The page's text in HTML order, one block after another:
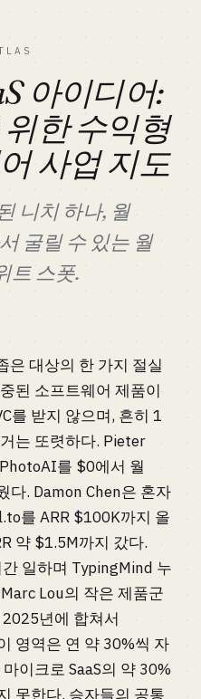
아이디어:
한 수익형
사업 지도
니치 하나, 월
굴릴 수 있는 월
트 스폿.
은 대상의 한 가지 절실
된 소프트웨어 제품이
를 받지 않으며, 흔히 1
는 또렷하다. Pieter
를 $0에서 월
다. Damon Chen은 혼자
를 ARR $100K까지 올
약 $1.5M까지 갔다.
일하며 TypingMind 누
Lou의 작은 제품군
년에 합쳐서
영역은 연 약 30%씩 자
이크로 SaaS의 약 30%
못한다. 승자들의 공통